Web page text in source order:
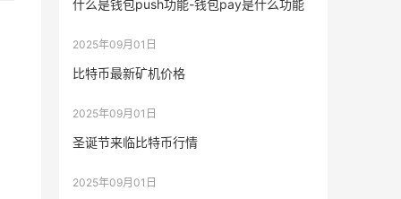
什么是钱包push功能-钱包pay是什么功能
2025年09月01日
比特币最新矿机价格
2025年09月01日
圣诞节来临比特币行情
2025年09月01日